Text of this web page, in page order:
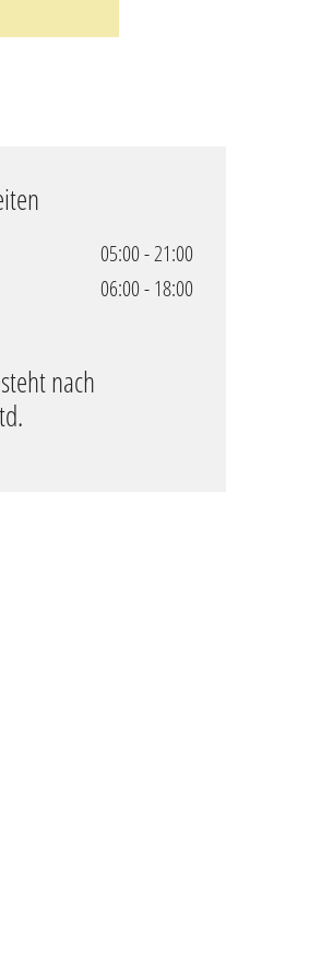
05:00 - 21:00
06:00 - 18:00
nach